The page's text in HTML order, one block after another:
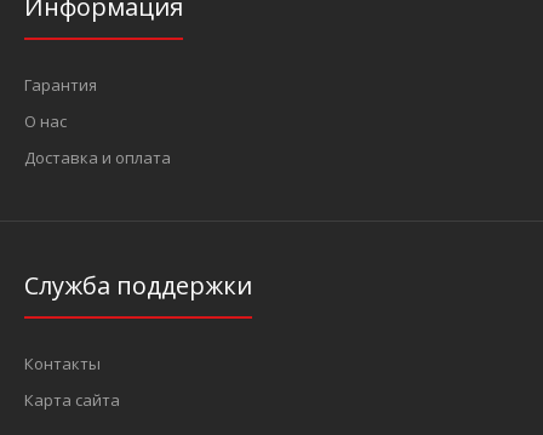
Информация
Гарантия
О нас
Доставка и оплата
Служба поддержки
Контакты
Карта сайта